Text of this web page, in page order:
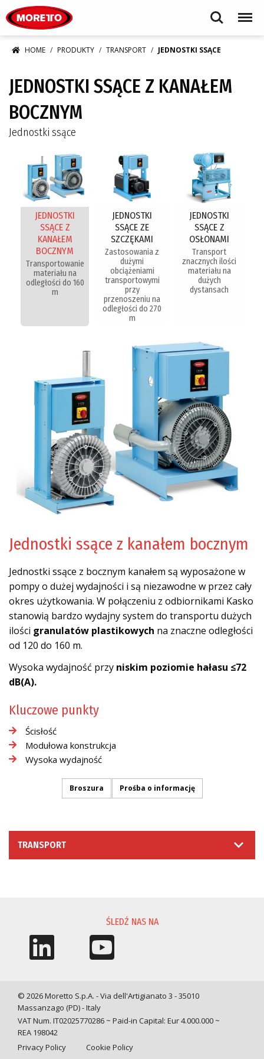
Search Menu
HOME PRODUKTY TRANSPORT JEDNOSTKI SSĄCE
JEDNOSTKI SSĄCE Z KANAŁEM
BOCZNYM
Jednostki ssące
JEDNOSTKI
SSĄCE Z
KANAŁEM
BOCZNYM
Transportowanie
materiału na
odległości do 160
m
JEDNOSTKI
SSĄCE ZE
SZCZĘKAMI
Zastosowania z
dużymi
obciążeniami
transportowymi
przy
przenoszeniu na
odległości do 270
m
JEDNOSTKI
SSĄCE Z
OSŁONAMI
Transport
znacznych ilości
materiału na
dużych
dystansach
Jednostki ssące z kanałem bocznym
Jednostki ssące z bocznym kanałem są wyposażone w
pompy o dużej wydajności i są niezawodne w przez cały
okres użytkowania. W połączeniu z odbiornikami Kasko
stanowią bardzo wydajny system do transportu dużych
ilości granulatów plastikowych na znaczne odległości
od 120 do 160 m.
Wysoka wydajność przy niskim poziomie hałasu ≤72
dB(A).
Kluczowe punkty
Ścisłość
Modułowa konstrukcja
Wysoka wydajność
Broszura Prośba o informację
TRANSPORT
ŚLEDŹ NAS NA
© 2026 Moretto S.p.A. - Via dell'Artigianato 3 - 35010
Massanzago (PD) - Italy
VAT Num. IT02025770286 ~ Paid-in Capital: Eur 4.000.000 ~
REA 198042
Privacy Policy
Cookie Policy